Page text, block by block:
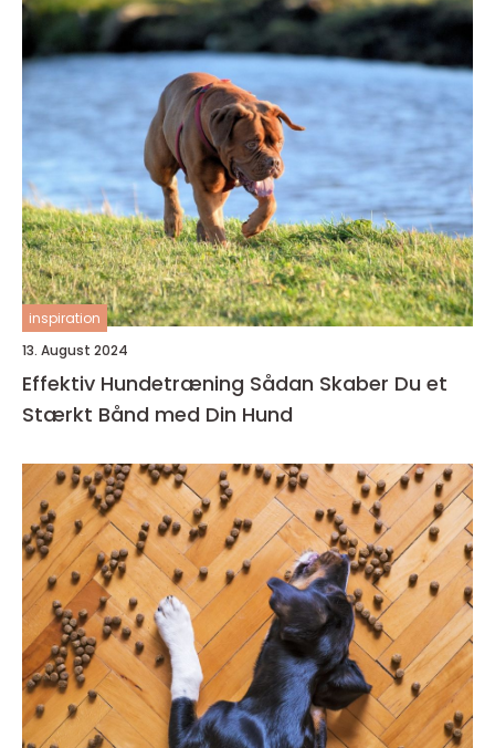
inspiration
13. August 2024
Effektiv Hundetræning Sådan Skaber Du et
Stærkt Bånd med Din Hund